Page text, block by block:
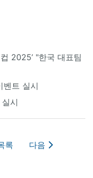
2025’ "한국 대표팀
벤트 실시
시
록 다음